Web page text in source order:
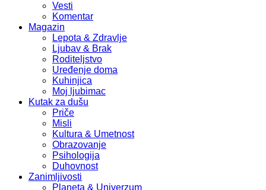
Vesti
Komentar
Magazin
Lepota & Zdravlje
Ljubav & Brak
Roditeljstvo
Uređenje doma
Kuhinjica
Moj ljubimac
Kutak za dušu
Priče
Misli
Kultura & Umetnost
Obrazovanje
Psihologija
Duhovnost
Zanimljivosti
Planeta & Univerzum